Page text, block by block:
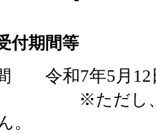
付期間等
間 令和7年5月
※ただし
。